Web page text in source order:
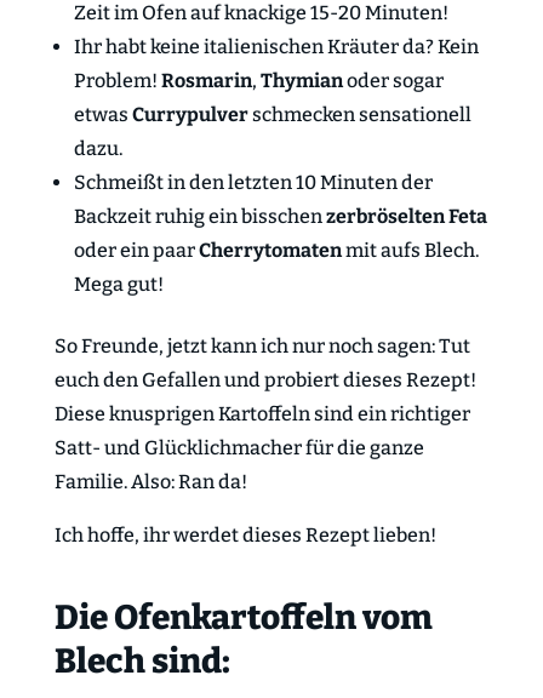
Zeit im Ofen auf knackige 15-20 Minuten!
Ihr habt keine italienischen Kräuter da? Kein
Problem! Rosmarin, Thymianoder sogar
etwas Currypulverschmecken sensationell
dazu.
Schmeißt in den letzten 10 Minuten der
Backzeit ruhig ein bisschenzerbröselten Feta
oder ein paarCherrytomatenmit aufs Blech.
Mega gut!
So Freunde, jetzt kann ich nur noch sagen: Tut
euch den Gefallen und probiert dieses Rezept!
Diese knusprigen Kartoffeln sind ein richtiger
Satt- und Glücklichmacher für die ganze
Familie. Also: Ran da!
Ich hoffe, ihr werdet dieses Rezept lieben!
Die Ofenkartoffeln vom
Blech sind: